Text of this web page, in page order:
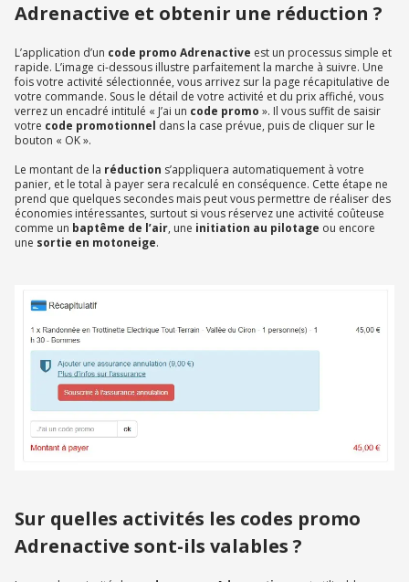
Adrenactive et obtenir une réduction ?
L’application d’un code promo Adrenactive est un processus simple et
rapide. L’image ci-dessous illustre parfaitement la marche à suivre. Une
fois votre activité sélectionnée, vous arrivez sur la page récapitulative de
votre commande. Sous le détail de votre activité et du prix affiché, vous
verrez un encadré intitulé « J’ai un code promo ». Il vous suffit de saisir
votre code promotionnel dans la case prévue, puis de cliquer sur le
bouton « OK ».
Le montant de la réduction s’appliquera automatiquement à votre
panier, et le total à payer sera recalculé en conséquence. Cette étape ne
prend que quelques secondes mais peut vous permettre de réaliser des
économies intéressantes, surtout si vous réservez une activité coûteuse
comme un baptême de l’air, une initiation au pilotage ou encore
une sortie en motoneige.
Sur quelles activités les codes promo
Adrenactive sont-ils valables ?